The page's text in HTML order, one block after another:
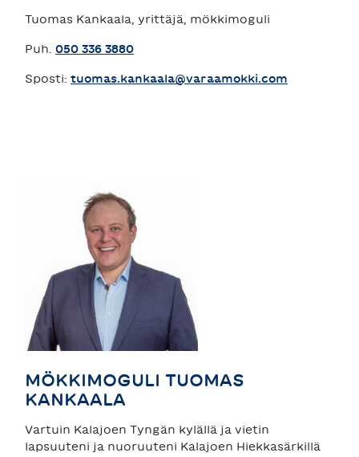
Tuomas Kankaala, yrittäjä, mökkimoguli
Puh. 050 336 3880
Sposti: tuomas.kankaala@varaamokki.com
MÖKKIMOGULI TUOMAS
KANKAALA
Vartuin Kalajoen Tyngän kylällä ja vietin
lapsuuteni ja nuoruuteni Kalajoen Hiekkasärkillä